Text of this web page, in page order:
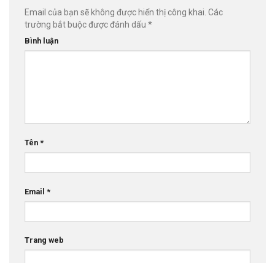
Email của bạn sẽ không được hiển thị công khai. Các
trường bắt buộc được đánh dấu *
Bình luận
Tên *
Email *
Trang web